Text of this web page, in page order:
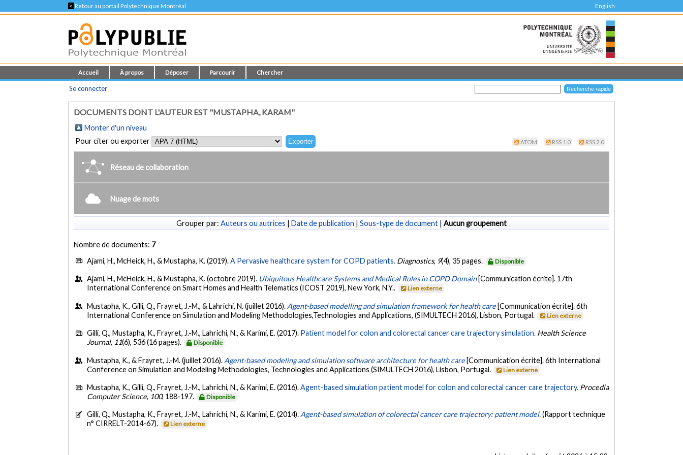
< Retour au portail Polytechnique Montréal English
Accueil À propos Déposer Parcourir Chercher
Se connecter
DOCUMENTS DONT L'AUTEUR EST "MUSTAPHA, KARAM"
Monter d'un niveau
Pour citer ou exporter
ATOM RSS 1.0 RSS 2.0
Réseau de collaboration
Nuage de mots
Grouper par: Auteurs ou autrices | Date de publication | Sous-type de document | Aucun groupement
Nombre de documents: 7
Ajami, H., McHeick, H., & Mustapha, K. (2019).A Pervasive healthcare system for COPD patients. Diagnostics, 9(4), 35 pages. Disponible
Ajami, H., McHeick, H., & Mustapha, K. (octobre 2019). Ubiquitous Healthcare Systems and Medical Rules in COPD Domain [Communication écrite]. 17th
International Conference on Smart Homes and Health Telematics (ICOST 2019), New York, N.Y..
Lien externe
Mustapha, K., Gilli, Q., Frayret, J.-M., & Lahrichi, N. (juillet 2016). Agent-based modelling and simulation framework for health care [Communication écrite]. 6th
International Conference on Simulation and Modeling Methodologies,Technologies and Applications, (SIMULTECH 2016), Lisbon, Portugal.
Lien externe
Gilli, Q., Mustapha, K., Frayret, J.-M., Lahrichi, N., & Karimi, E. (2017). Patient model for colon and colorectal cancer care trajectory simulation. Health Science
Journal, 11(6), 536 (16 pages). Disponible
Mustapha, K., & Frayret, J.-M. (juillet 2016). Agent-based modeling and simulation software architecture for health care [Communication écrite]. 6th International
Conference on Simulation and Modeling Methodologies, Technologies and Applications (SIMULTECH 2016), Lisbon, Portugal.
Lien externe
Mustapha, K., Gilli, Q., Frayret, J.-M., Lahrichi, N., & Karimi, E. (2016).Agent-based simulation patient model for colon and colorectal cancer care trajectory. Procedia
Computer Science, 100, 188-197. Disponible
Gilli, Q., Mustapha, K., Frayret, J.-M., Lahrichi, N., & Karimi, E. (2014). Agent-based simulation of colorectal cancer care trajectory: patient model.(Rapport technique
n° CIRRELT-2014-67).
Lien externe